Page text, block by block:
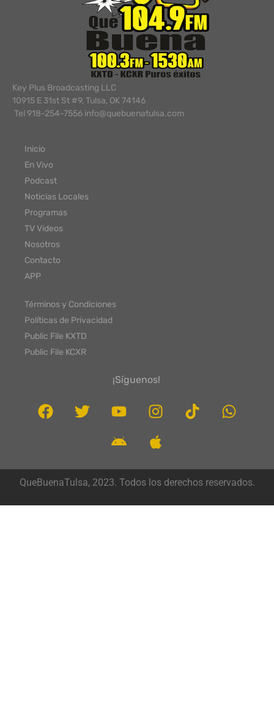
Key Plus Broadcasting LLC
10915 E 31st St #9, Tulsa, OK 74146
Tel 918-254-7556 info@quebuenatulsa.com
Inicio
En Vivo
Podcast
Noticias Locales
Programas
TV Videos
Nosotros
Contacto
APP
Términos y Condiciones
Políticas de Privacidad
Public File KXTD
Public File KCXR
¡Síguenos!
QueBuenaTulsa, 2023. Todos los derechos reservados.